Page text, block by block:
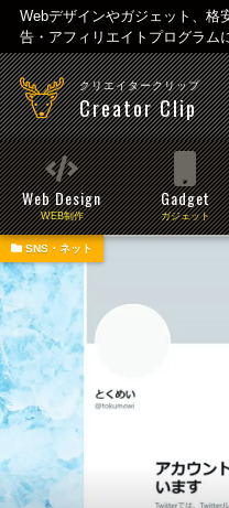
Webデザインやガジェット、格
告・アフィリエイトプログラム
クリエイタークリップ
Creator Clip
Web Design
WEB制作
Gadget
ガジェット
SNS・ネット